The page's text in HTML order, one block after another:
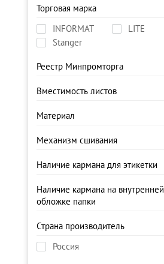
Торговая марка
INFORMAT
LITE
Stanger
Реестр Минпромторга
Вместимость листов
Материал
Механизм сшивания
Наличие кармана для этикетки
Наличие кармана на внутренней
обложке папки
Страна производитель
Россия